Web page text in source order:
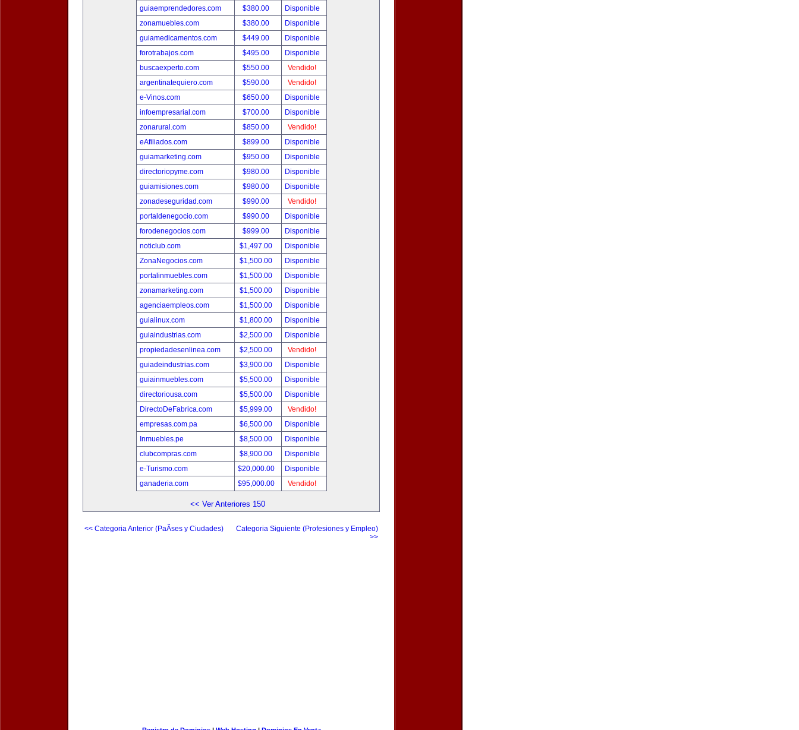
guiaemprendedores.com
$380.00
Disponible
zonamuebles.com
$380.00
Disponible
guiamedicamentos.com
$449.00
Disponible
forotrabajos.com
$495.00
Disponible
buscaexperto.com
$550.00
Vendido!
argentinatequiero.com
$590.00
Vendido!
e-Vinos.com
$650.00
Disponible
infoempresarial.com
$700.00
Disponible
zonarural.com
$850.00
Vendido!
eAfiliados.com
$899.00
Disponible
guiamarketing.com
$950.00
Disponible
directoriopyme.com
$980.00
Disponible
guiamisiones.com
$980.00
Disponible
zonadeseguridad.com
$990.00
Vendido!
portaldenegocio.com
$990.00
Disponible
forodenegocios.com
$999.00
Disponible
noticlub.com
$1,497.00
Disponible
ZonaNegocios.com
$1,500.00
Disponible
portalinmuebles.com
$1,500.00
Disponible
zonamarketing.com
$1,500.00
Disponible
agenciaempleos.com
$1,500.00
Disponible
guialinux.com
$1,800.00
Disponible
guiaindustrias.com
$2,500.00
Disponible
propiedadesenlinea.com
$2,500.00
Vendido!
guiadeindustrias.com
$3,900.00
Disponible
guiainmuebles.com
$5,500.00
Disponible
directoriousa.com
$5,500.00
Disponible
DirectoDeFabrica.com
$5,999.00
Vendido!
empresas.com.pa
$6,500.00
Disponible
Inmuebles.pe
$8,500.00
Disponible
clubcompras.com
$8,900.00
Disponible
e-Turismo.com
$20,000.00
Disponible
ganaderia.com
$95,000.00 Vendido!
<< Ver Anteriores 150
<< Categoria Anterior (PaÃ­ses y Ciudades)
Categoria Siguiente (Profesiones y Empleo)
>>